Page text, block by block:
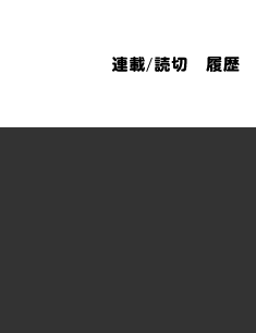
連載/読切 履歴